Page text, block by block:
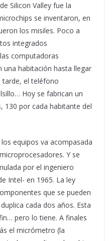
Silicon Valley fue la
se inventaron, en
los misiles. Poco a
integrados
computadoras
habitación hasta llegar
tarde, el teléfono
Hoy se fabrican un
130 por cada habitante del
equipos va acompasada
Y se
por el ingeniero
Intel- en 1965. La ley
que se pueden
cada dos años. Esta
pero lo tiene. A finales
el micrómetro (la